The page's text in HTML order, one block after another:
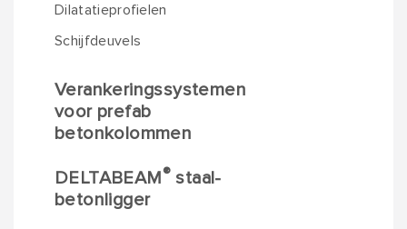
Dilatatieprofielen
Schijfdeuvels
Verankeringssystemen
voor prefab
betonkolommen
DELTABEAM® staal-
betonligger